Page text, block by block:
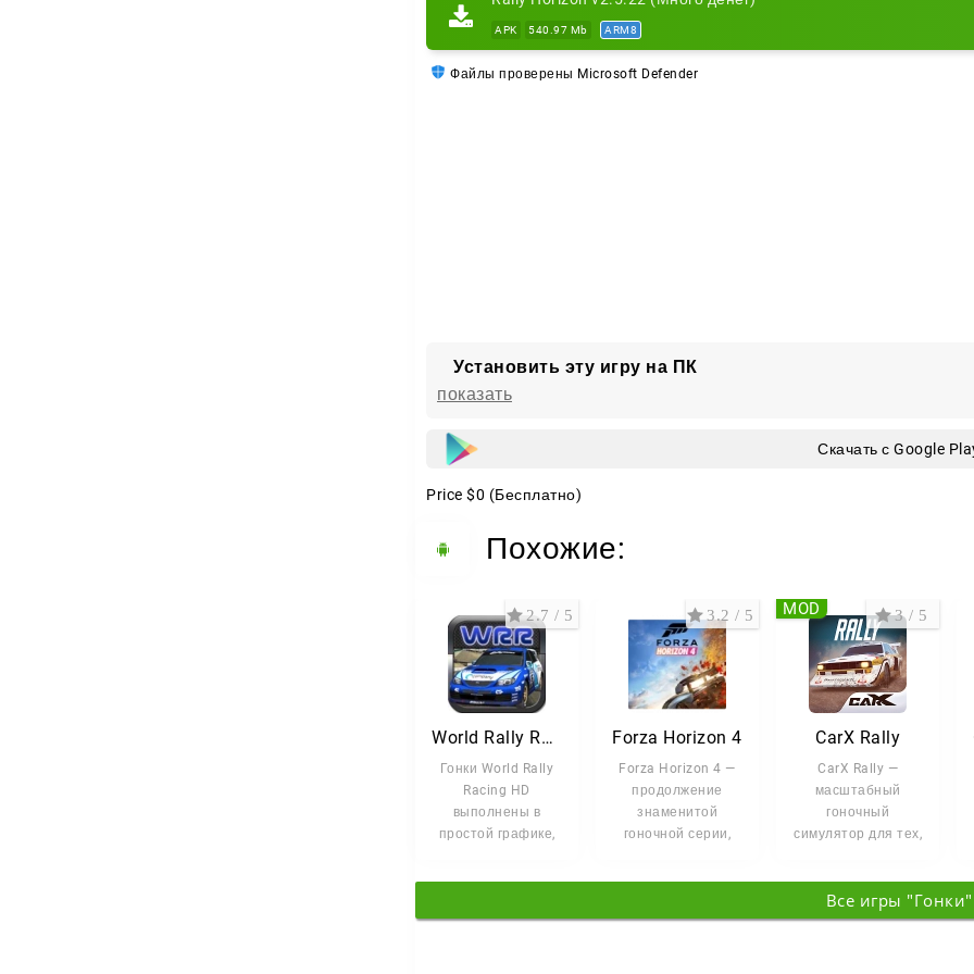
APK 540.97 Mb ARM8
Файлы проверены Microsoft Defender
Установить эту игру на ПК
показать
Скачать с Google
Price $0 (Бесплатно)
Похожие:
World Rally Racing HD
Гонки World Rally
Racing HD
выполнены в
простой графике,
2.7 / 5
Forza Horizon 4
Forza Horizon 4 —
продолжение
знаменитой
гоночной серии,
3.2 / 5
CarX Rally
CarX Rally —
масштабный
гоночный
симулятор для тех,
дрифтом и
азартом заездов
3 / 5
MOD
Все игры "Гонки"